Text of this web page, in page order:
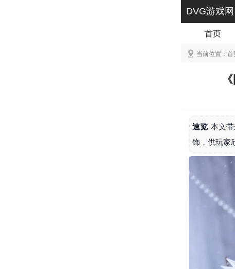
DVG游戏网
首页
当前位置： 首
速览 本文
饰，供玩家